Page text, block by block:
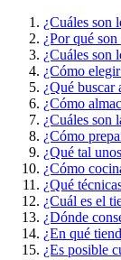
¿Cuáles son
¿Por qué
¿Cuáles son
¿Cómo
¿Qué buscar
¿Cómo
¿Cuáles son
¿Cómo
¿Qué tal
¿Cómo
¿Qué
¿Cuál es el
¿Dónde
¿En qué
¿Es posible